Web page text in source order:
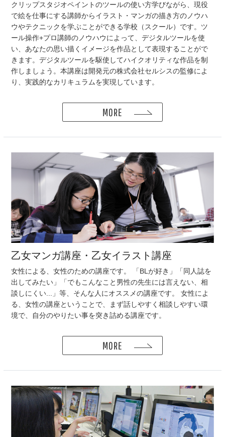
クリップスタジオペイントのツールの使い方学びながら、現役
で絵を仕事にする講師からイラスト・マンガの描き方のノウハ
ウやテクニックを学ぶことができる学校（スクール）です。ツ
ール操作+プロ講師のノウハウによって、デジタルツールを使
い、あなたの思い描くイメージを作品として表現することがで
きます。デジタルツールを駆使してハイクオリティな作品を制
作しましょう。本講座は開発元の株式会社セルシスの監修によ
り、実践的なカリキュラムを実現しています。
MORE
乙女マンガ講座・乙女イラスト講座
女性による、女性のための講座です。 「BLが好き」「同人誌を
出してみたい」「でもこんなこと男性の先生には言えない、相
談しにくい...」等、そんな人にオススメの講座です。 女性によ
る、女性の講座ということで、まず話しやすく相談しやすい環
境で、自分のやりたい事を突き詰める講座です。
MORE